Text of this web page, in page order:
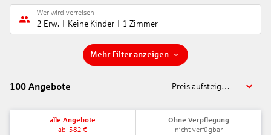
Wer wird verreisen
2 Erw. Keine Kinder 1 Zimmer
Mehr Filter anzeigen
100 Angebote Preis aufsteigend
alle Angebote
ab 582 €
Ohne Verpflegung
nicht verfügbar